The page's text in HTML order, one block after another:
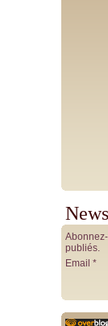
publiés.
Email